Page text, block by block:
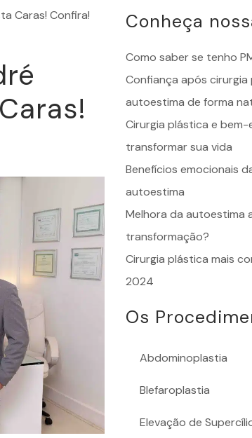
Caras! Confira! Conheça
Como saber se tenho
Confiança após
autoestima de forma
Cirurgia plástica e
transformar sua vida
Benefícios emocionais
autoestima
Melhora da autoestima
transformação?
Cirurgia plástica mais
2024
Os
Abdominoplastia
Blefaroplastia
Elevação de